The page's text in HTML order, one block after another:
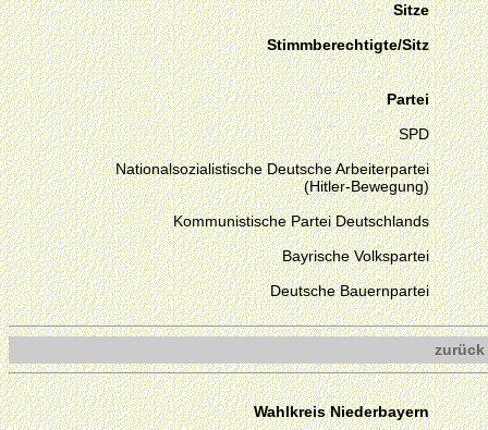
Sitze
Stimmberechtigte/Sitz
Partei
SPD
Nationalsozialistische Deutsche Arbeiterpartei
(Hitler-Bewegung)
Kommunistische Partei Deutschlands
Bayrische Volkspartei
Deutsche Bauernpartei
zurück
Wahlkreis Niederbayern